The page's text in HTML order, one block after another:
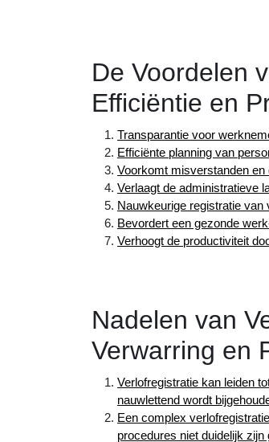
De Voordelen
Efficiëntie en
Transparantie voor
Efficiënte planning van
Voorkomt misverstanden
Verlaagt de administratieve
Nauwkeurige registratie van
Bevordert een gezonde
Verhoogt de productiviteit
Nadelen van
Verwarring en
Verlofregistratie kan leiden
nauwlettend wordt
Een complex
procedures niet duidelijk